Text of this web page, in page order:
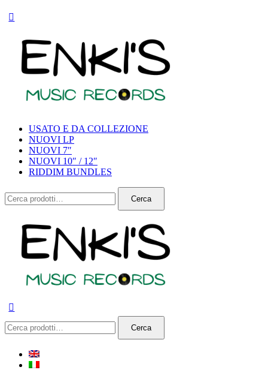
USATO E DA COLLEZIONE
NUOVI LP
NUOVI 7″
NUOVI 10″ / 12″
RIDDIM BUNDLES
Cerca:
Cerca
Cerca:
Cerca